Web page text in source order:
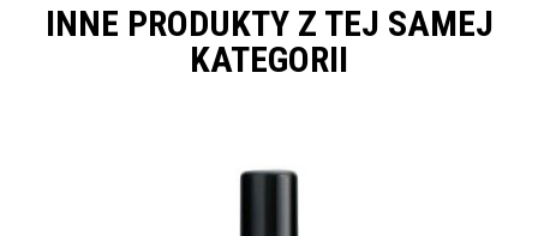
INNE PRODUKTY Z TEJ SAMEJ
KATEGORII